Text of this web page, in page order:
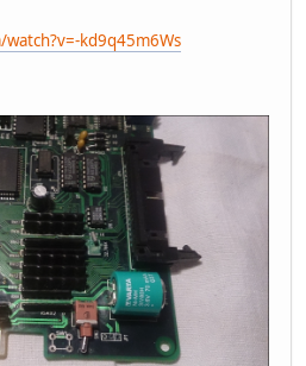
kd9q45m6Ws